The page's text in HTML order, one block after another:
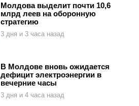
Молдова выделит почти 10,6
млрд леев на оборонную
стратегию
3 дня и 3 часа назад
В Молдове вновь ожидается
дефицит электроэнергии в
вечерние часы
3 дня и 4 часа назад